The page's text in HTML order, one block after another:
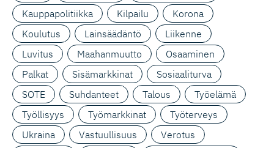
Kauppapolitiikka
Kilpailu
Korona
Koulutus
Lainsäädäntö
Liikenne
Luvitus
Maahanmuutto
Osaaminen
Palkat
Sisämarkkinat
Sosiaaliturva
SOTE
Suhdanteet Talous
Työelämä
Työllisyys
Työmarkkinat
Työterveys
Ukraina
Vastuullisuus
Verotus